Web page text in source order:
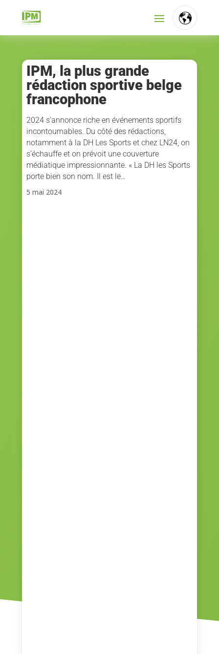
EN
IPM, la plus grande
rédaction sportive belge
francophone
2024 s’annonce riche en événements sportifs
incontournables. Du côté des rédactions,
notamment à la DH Les Sports et chez LN24, on
s’échauffe et on prévoit une couverture
médiatique impressionnante. « La DH les Sports
porte bien son nom. Il est le…
5 mai 2024